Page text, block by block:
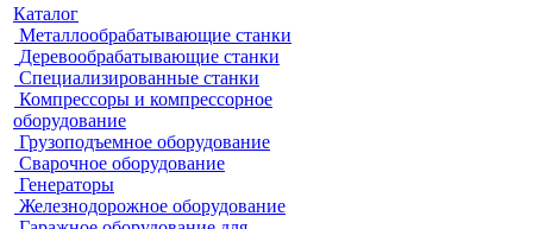
Каталог
Металлообрабатывающие станки
Деревообрабатывающие станки
Специализированные станки
Компрессоры и компрессорное
оборудование
Грузоподъемное оборудование
Сварочное оборудование
Генераторы
Железнодорожное оборудование